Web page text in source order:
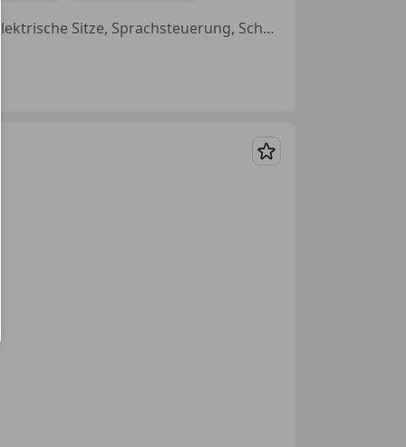
Start/Stop-Automatik, Lordosenstütze, Sportpaket, Panoramadach, Elektrische Sitze, Sprachsteuerung, Schaltwippen, Alarmanlage
Merken